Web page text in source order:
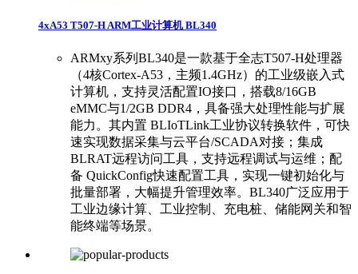
4xA53 T507-H ARM工业计算机 BL340
ARMxy系列BL340是一款基于全志T507-H处理器
（4核Cortex-A53，主频1.4GHz）的工业级嵌入式
计算机，支持灵活配置IO接口，搭载8/16GB
eMMC与1/2GB DDR4，具备强大处理性能与扩展
能力。其内置 BLIoTLink工业协议转换软件，可快
速实现数据采集与云平台/SCADA对接；集成
BLRAT远程访问工具，支持远程调试与运维；配
备 QuickConfig快速配置工具，实现一键初始化与
批量部署，大幅提升管理效率。BL340广泛应用于
工业边缘计算、工业控制、充电桩、储能网关和智
能终端等场景。